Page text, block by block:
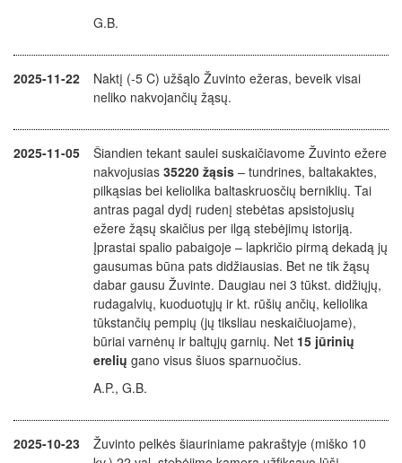
G.B.
2025-11-22
Naktį (-5 C) užšąlo Žuvinto ežeras, beveik visai
neliko nakvojančių žąsų.
2025-11-05
Šiandien tekant saulei suskaičiavome Žuvinto ežere
nakvojusias 35220 žąsis – tundrines, baltakaktes,
pilkąsias bei keliolika baltaskruosčių berniklių. Tai
antras pagal dydį rudenį stebėtas apsistojusių
ežere žąsų skaičius per ilgą stebėjimų istoriją.
Įprastai spalio pabaigoje – lapkričio pirmą dekadą jų
gausumas būna pats didžiausias. Bet ne tik žąsų
dabar gausu Žuvinte. Daugiau nei 3 tūkst. didžiųjų,
rudagalvių, kuoduotųjų ir kt. rūšių ančių, keliolika
tūkstančių pempių (jų tiksliau neskaičiuojame),
būriai varnėnų ir baltųjų garnių. Net 15 jūrinių
erelių gano visus šiuos sparnuočius.
A.P., G.B.
2025-10-23
Žuvinto pelkės šiauriniame pakraštyje (miško 10